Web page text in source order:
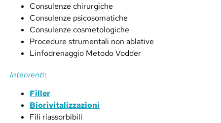
Consulenze chirurgiche
Consulenze psicosomatiche
Consulenze cosmetologiche
Procedure strumentali non ablative
Linfodrenaggio Metodo Vodder
Interventi:
Filler
Biorivitalizzazioni
Fili riassorbibili